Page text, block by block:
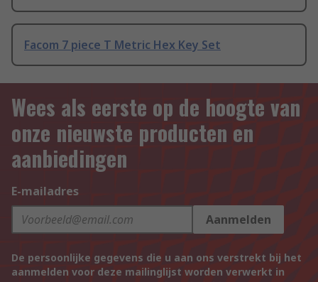
Facom 7 piece T Metric Hex Key Set
Wees als eerste op de hoogte van
onze nieuwste producten en
aanbiedingen
E-mailadres
Aanmelden
De persoonlijke gegevens die u aan ons verstrekt bij het
aanmelden voor deze mailinglijst worden verwerkt in